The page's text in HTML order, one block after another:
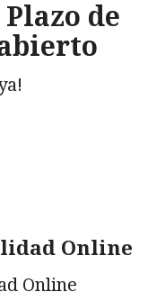
de
Online
Online